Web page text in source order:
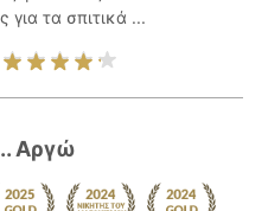
για τα σπιτικά ...
Αργώ